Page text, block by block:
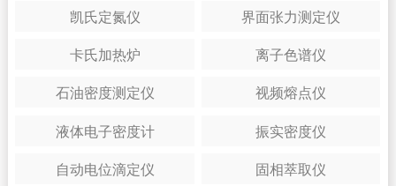
凯氏定氮仪
界面张力测定仪
卡氏加热炉
离子色谱仪
石油密度测定仪
视频熔点仪
液体电子密度计
振实密度仪
自动电位滴定仪
固相萃取仪